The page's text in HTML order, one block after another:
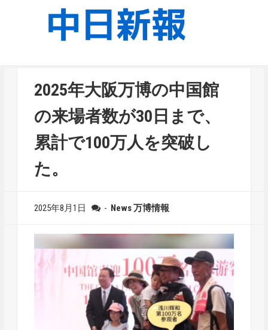
2025年大阪万博の中国館
の来場者数が30日まで、
累計で100万人を突破し
た。
2025年8月1日 - News万博情報